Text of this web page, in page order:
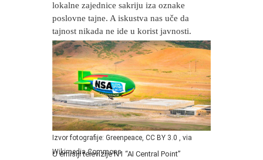
lokalne zajednice sakriju iza oznake
poslovne tajne. A iskustva nas uče da
tajnost nikada ne ide u korist javnosti.
Izvor fotografije: Greenpeace, CC BY 3.0
, via
Wikimedia Commons
U emisiji televizije N1 “AI Central Point”